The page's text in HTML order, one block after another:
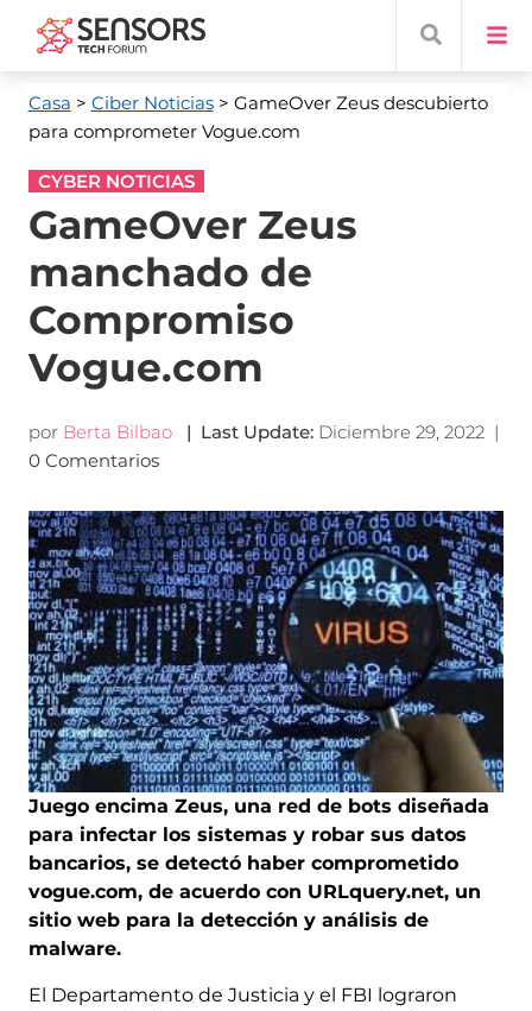
Casa > Ciber Noticias> GameOver Zeus descubierto
para comprometer Vogue.com
CYBER NOTICIAS
GameOver Zeus
manchado de
Compromiso
Vogue.com
por Berta Bilbao | Last Update: Diciembre 29, 2022|
0 Comentarios
Juego encima Zeus, una red de bots diseñada
para infectar los sistemas y robar sus datos
bancarios, se detectó haber comprometido
vogue.com, de acuerdo con URLquery.net, un
sitio web para la detección y análisis de
malware.
El Departamento de Justicia y el FBI lograron